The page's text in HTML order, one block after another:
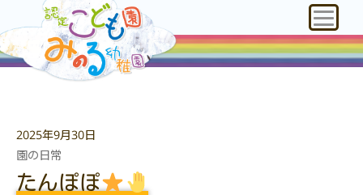
2025年9月30日
園の日常
たんぽぽ